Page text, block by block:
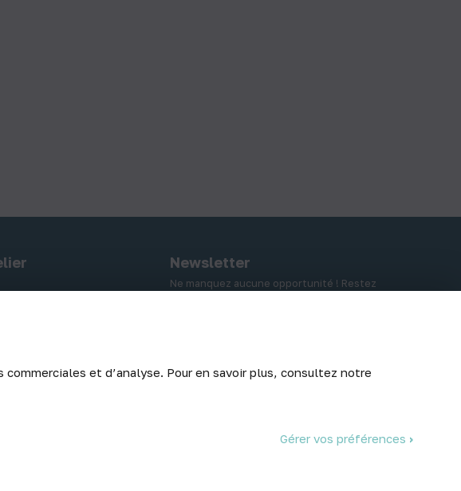
et d’analyse. Pour en savoir plus, consultez notre
Gérer vos préférences
Newsletter
Ne manquez aucune opportunité ! Restez
Abonnez-vous